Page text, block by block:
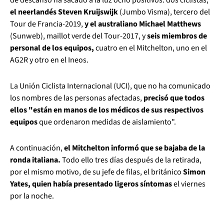
el neerlandés Steven Kruijswijk(Jumbo Visma), tercero del
Tour de Francia-2019,y el australiano Michael Matthews
(Sunweb), maillot verde del Tour-2017, yseis miembros de
personal de los equipos,cuatro en el Mitchelton, uno en el
AG2R y otro en el Ineos.
La Unión Ciclista Internacional (UCI), que no ha comunicado
los nombres de las personas afectadas,precisó que todos
ellos "están en manos de los médicos de sus respectivos
equiposque ordenaron medidas de aislamiento".
A continuación,el Mitchelton informó que se bajaba de la
ronda italiana.Todo ello tres días después de la retirada,
por el mismo motivo, de su jefe de filas, el británicoSimon
Yates, quien había presentado ligeros síntomasel viernes
por la noche.